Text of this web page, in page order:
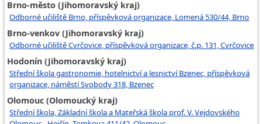
Brno-město (Jihomoravský kraj)
Odborné učiliště Brno, příspěvková organizace, Lomená 530/44, Brno
Brno-venkov (Jihomoravský kraj)
Odborné učiliště Cvrčovice, příspěvková organizace, č.p. 131, Cvrčovice
Hodonín (Jihomoravský kraj)
Střední škola gastronomie, hotelnictví a lesnictví Bzenec, příspěvková
organizace, náměstí Svobody 318, Bzenec
Olomouc (Olomoucký kraj)
Střední škola, Základní škola a Mateřská škola prof. V. Vejdovského